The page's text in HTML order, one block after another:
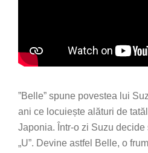
”Belle” spune povestea lui
ani ce locuiește alături de
Japonia. Într-o zi Suzu
„U”. Devine astfel Belle, o